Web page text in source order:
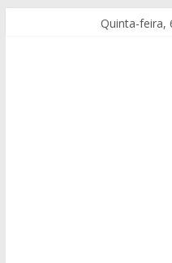
Quinta-feira,